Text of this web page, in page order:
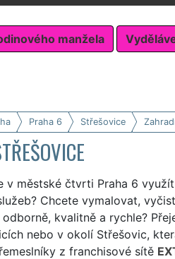
manžela
Praha 6 Střešovice
v městské čtvrti Praha 6
Chcete vymalovat,
kvalitně a rychle?
nebo v okolí Střešovic,
z franchisové sítě